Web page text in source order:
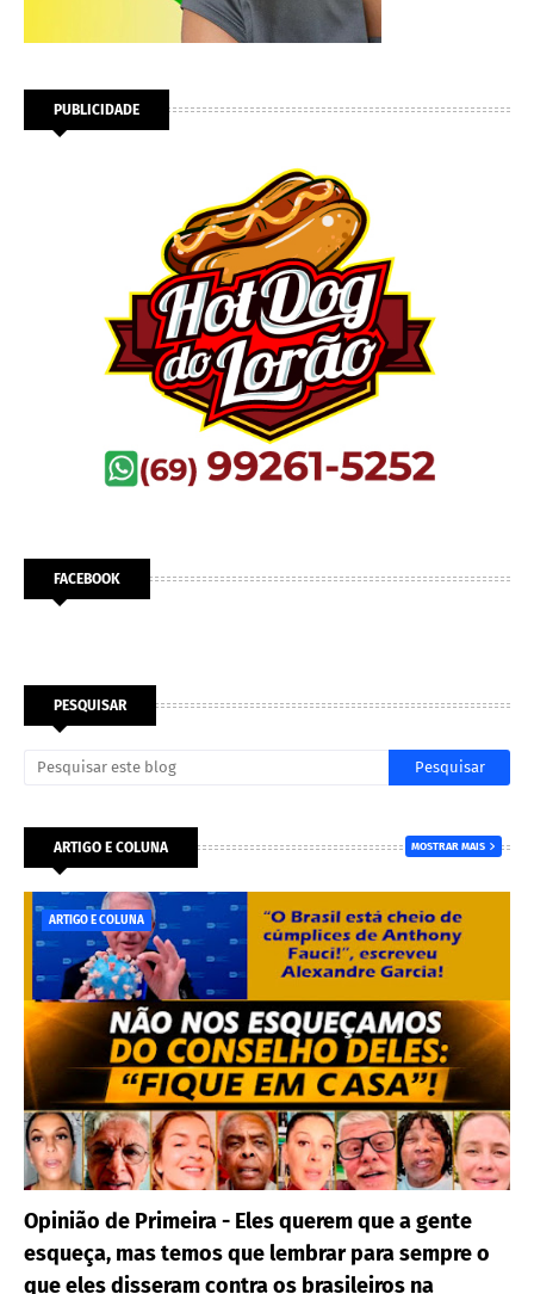
PUBLICIDADE
FACEBOOK
PESQUISAR
ARTIGO E COLUNA MOSTRAR MAIS
ARTIGO E COLUNA
Opinião de Primeira - Eles querem que a gente
esqueça, mas temos que lembrar para sempre o
que eles disseram contra os brasileiros na